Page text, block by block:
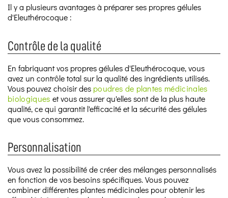
Il y a plusieurs avantages à préparer ses propres gélules
d'Eleuthérocoque :
Contrôle de la qualité
En fabriquant vos propres gélules d'Eleuthérocoque, vous
avez un contrôle total sur la qualité des ingrédients utilisés.
Vous pouvez choisir des poudres de plantes médicinales
biologiques et vous assurer qu'elles sont de la plus haute
qualité, ce qui garantit l'efficacité et la sécurité des gélules
que vous consommez.
Personnalisation
Vous avez la possibilité de créer des mélanges personnalisés
en fonction de vos besoins spécifiques. Vous pouvez
combiner différentes plantes médicinales pour obtenir les